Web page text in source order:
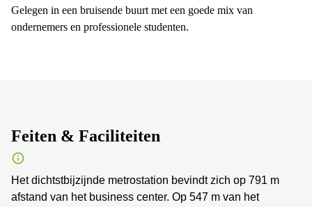
Gelegen in een bruisende buurt met een goede mix van
ondernemers en professionele studenten.
Feiten & Faciliteiten
Het dichtstbijzijnde metrostation bevindt zich op 791 m
afstand van het business center. Op 547 m van het